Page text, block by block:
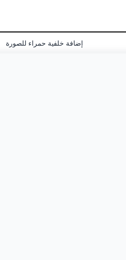
إضافة خلفية حمراء للصورة